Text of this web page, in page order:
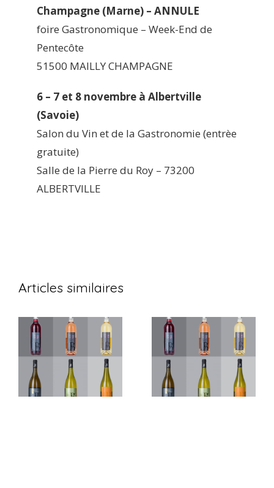
Champagne (Marne) – ANNULE
foire Gastronomique – Week-End de
Pentecôte
51500 MAILLY CHAMPAGNE
6 – 7 et 8 novembre à Albertville
(Savoie)
Salon du Vin et de la Gastronomie (entrèe
gratuite)
Salle de la Pierre du Roy – 73200
ALBERTVILLE
Articles similaires
28 et 29
novembre à
Auvers sur
Oise (Val
d’Oise)
13 – 14 et 15
novembre à
Virton
(Belgique)